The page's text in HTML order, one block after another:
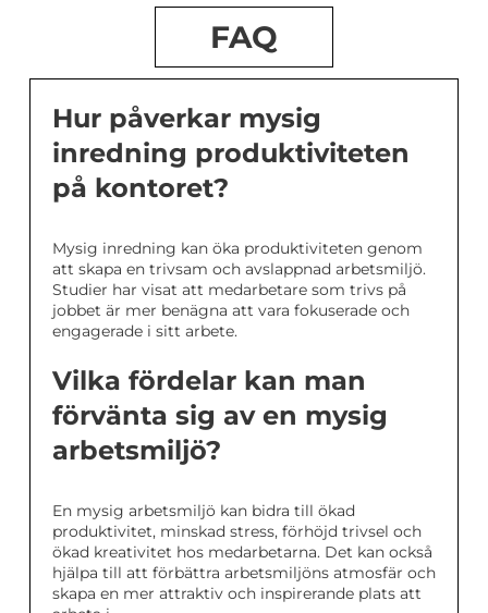
FAQ
Hur påverkar mysig
inredning produktiviteten
på kontoret?
Mysig inredning kan öka produktiviteten genom
att skapa en trivsam och avslappnad arbetsmiljö.
Studier har visat att medarbetare som trivs på
jobbet är mer benägna att vara fokuserade och
engagerade i sitt arbete.
Vilka fördelar kan man
förvänta sig av en mysig
arbetsmiljö?
En mysig arbetsmiljö kan bidra till ökad
produktivitet, minskad stress, förhöjd trivsel och
ökad kreativitet hos medarbetarna. Det kan också
hjälpa till att förbättra arbetsmiljöns atmosfär och
skapa en mer attraktiv och inspirerande plats att